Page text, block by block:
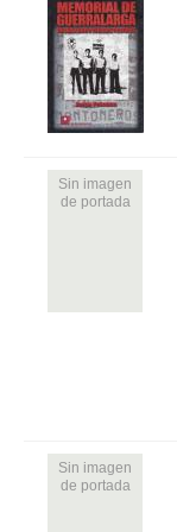
Sin imagen
de portada
Sin imagen
de portada